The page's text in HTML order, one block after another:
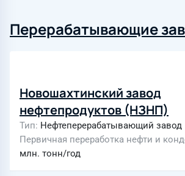
Перерабатывающие
Новошахтинский завод
нефтепродуктов (НЗНП)
Тип Нефтеперерабатывающий завод
Первичная переработка нефти и
млн. тонн/год